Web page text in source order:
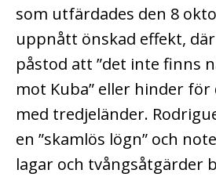
som utfärdades den 8
uppnått önskad effekt,
påstod att ”det inte finns
mot Kuba” eller hinder för
med tredjeländer.
en ”skamlös lögn” och
lagar och tvångsåtgärder